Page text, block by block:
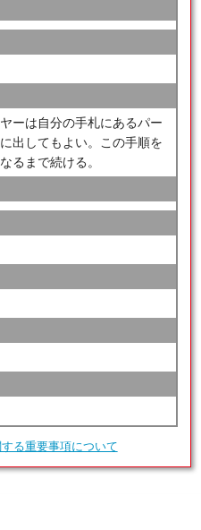
ーは自分の手札にあるパー
出してもよい。この手順を
るまで続ける。
る重要事項について